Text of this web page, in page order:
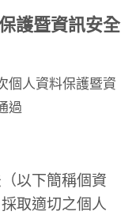
護暨資訊安全
個人資料保護暨資
過
以下簡稱個資
取適切之個人